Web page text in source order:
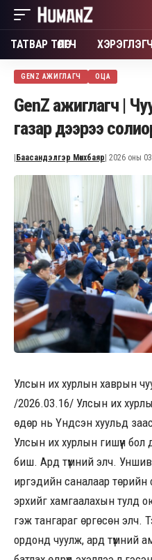
ТАТВАР ТӨЛӨГЧ ХЭРЭГЛЭГЧ
GENZ АЖИГЛАГЧ ОЦА
GenZ ажиглагч |
газар дээрээ
Баасандэлгэр Мөнхбаяр | 2026 оны
Улсын их хурлын хаврын
/2026.03.16/ Улсын их
өдөр нь Үндсэн хуульд
Улсын их хурлын гишүүн
биш. Ард түмний элч.
иргэдийн саналаар
эрхийг хамгаалахын тулд
гэж тангараг өргөсөн элч.
ордонд чуулж, ард түмний